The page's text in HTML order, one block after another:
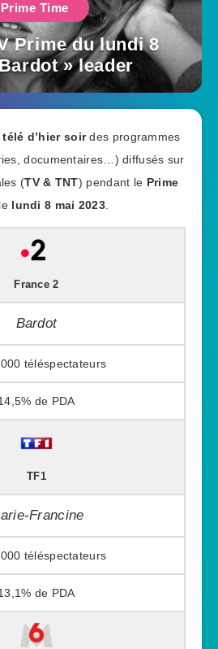
Time
Prime du lundi 8
» leader
d’hier soirdes programmes
documentaires…) diffusés sur
(TV & TNT) pendant le Prime
le lundi 8 mai 2023
France 2
Bardot
TF1
Francine